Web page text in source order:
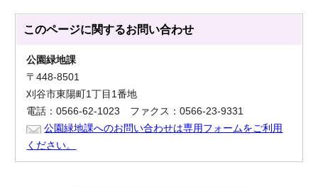
このページに関するお問い合わせ
公園緑地課
〒448-8501
刈谷市東陽町1丁目1番地
電話：0566-62-1023 ファクス：0566-23-9331
公園緑地課へのお問い合わせは専用フォームをご利用
ください。